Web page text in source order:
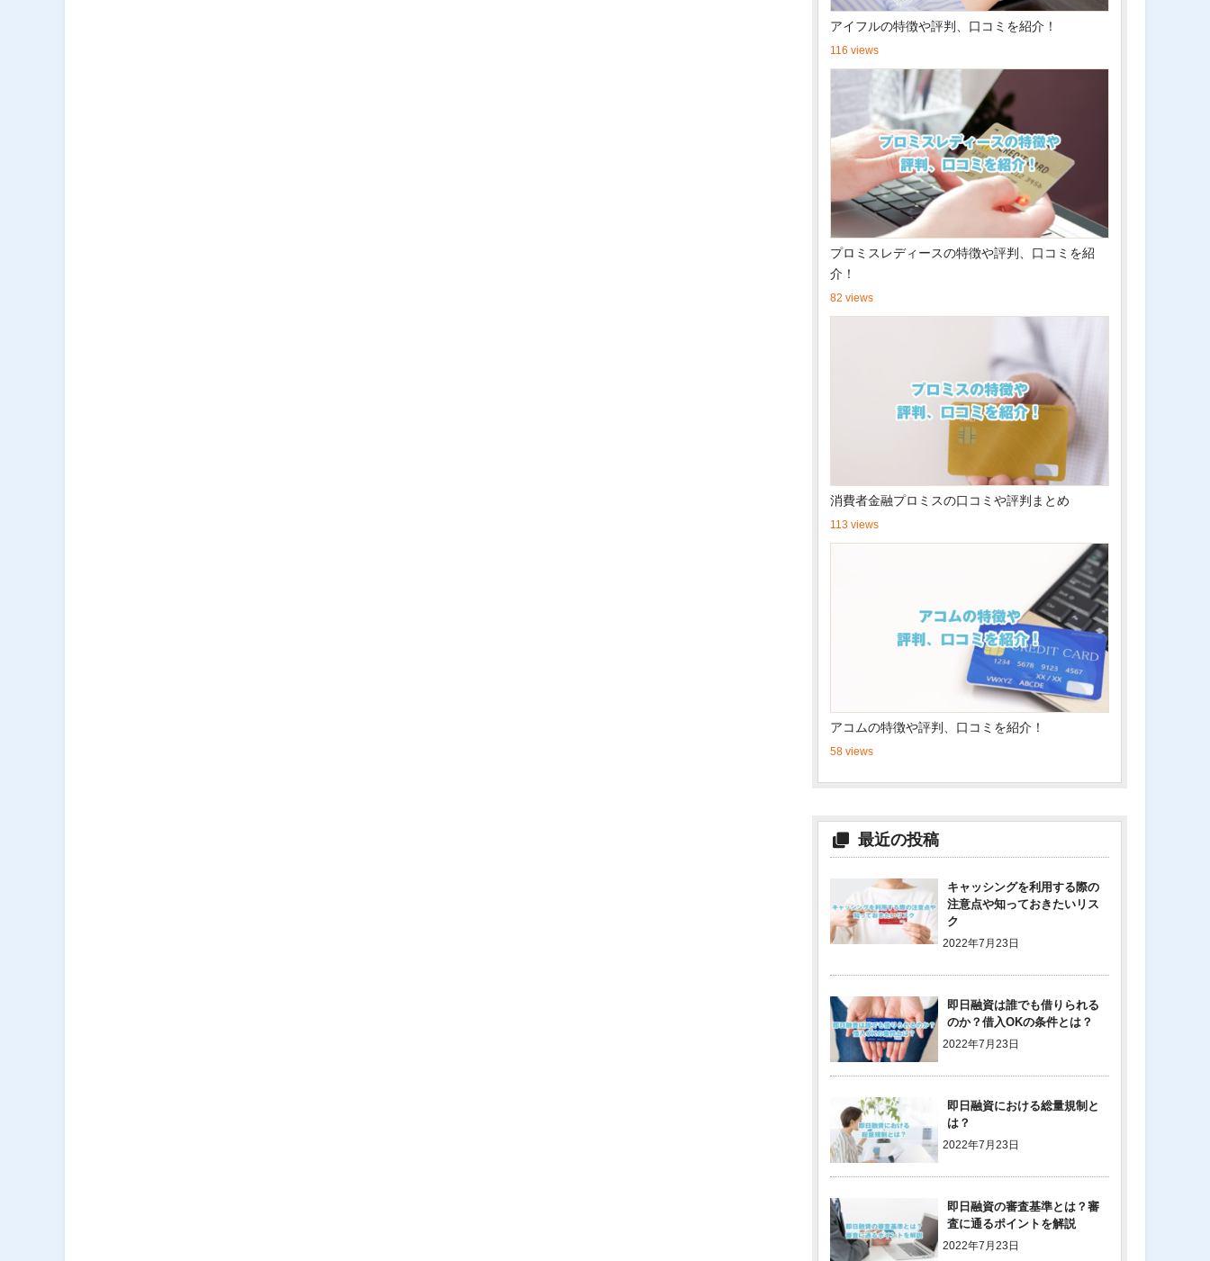
アイフルの特徴や評判、口コミを紹介！
116 views
プロミスレディースの特徴や評判、口コミを紹
介！
82 views
消費者金融プロミスの口コミや評判まとめ
113 views
アコムの特徴や評判、口コミを紹介！
58 views
最近の投稿
キャッシングを利用する際の
注意点や知っておきたいリス
ク
2022年7月23日
即日融資は誰でも借りられる
のか？借入OKの条件とは？
2022年7月23日
即日融資における総量規制と
は？
2022年7月23日
即日融資の審査基準とは？審
査に通るポイントを解説
2022年7月23日